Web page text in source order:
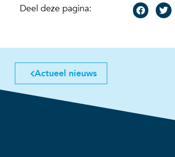
Deel deze pagina:
Actueel nieuws